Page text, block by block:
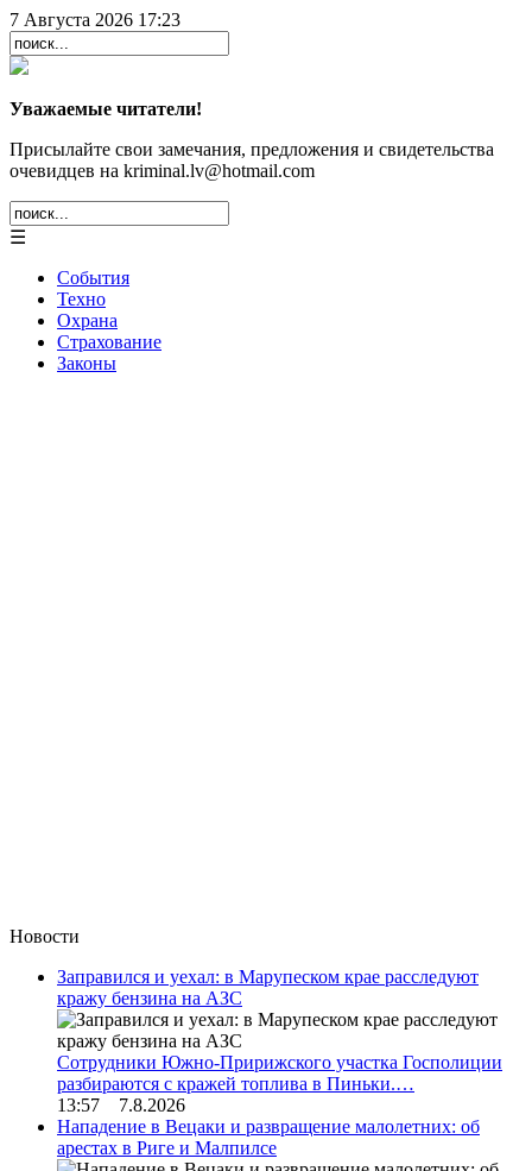
7 Августа 2026 17:23
Уважаемые читатели!
Присылайте свои замечания, предложения и свидетельства
очевидцев на kriminal.lv@hotmail.com
☰
События
Техно
Охрана
Страхование
Законы
Новости
Заправился и уехал: в Марупеском крае расследуют
кражу бензина на АЗС
Сотрудники Южно-Пририжского участка Госполиции
разбираются с кражей топлива в Пиньки.…
13:57 7.8.2026
Нападение в Вецаки и развращение малолетних: об
арестах в Риге и Малпилсе